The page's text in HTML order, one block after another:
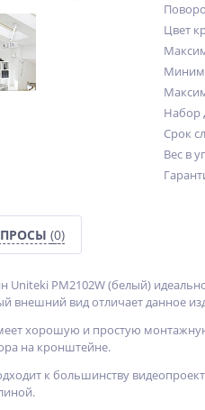
Цвет
Набор
Срок
Вес в
(0)
PM2102W (белый)
внешний вид отличает данное
хорошую и простую
на кронштейне.
к большинству